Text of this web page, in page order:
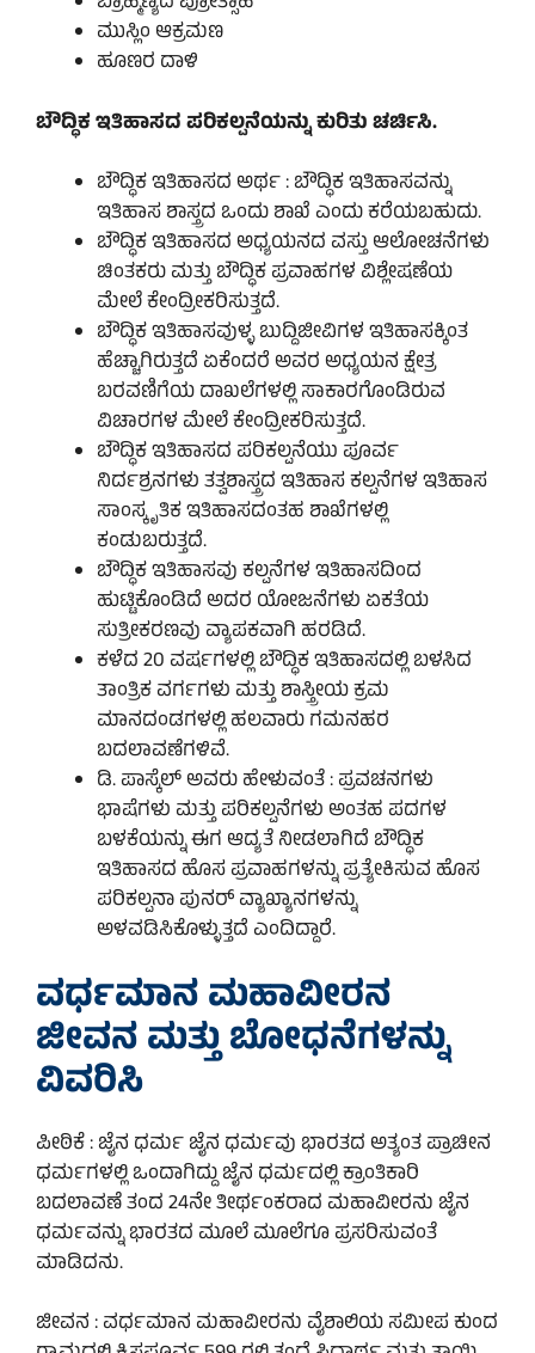
ಮುಸ್ಲಿಂ ಆಕ್ರಮಣ
ಹೂಣರ ದಾಳಿ
ಬೌದ್ಧಿಕ ಇತಿಹಾಸದ ಪರಿಕಲ್ಪನೆಯನ್ನು ಕುರಿತು ಚರ್ಚಿಸಿ.
ಬೌದ್ಧಿಕ ಇತಿಹಾಸದ ಅರ್ಥ : ಬೌದ್ಧಿಕ ಇತಿಹಾಸವನ್ನು
ಇತಿಹಾಸ ಶಾಸ್ತ್ರದ ಒಂದು ಶಾಖೆ ಎಂದು ಕರೆಯಬಹುದು.
ಬೌದ್ಧಿಕ ಇತಿಹಾಸದ ಅಧ್ಯಯನದ ವಸ್ತು ಆಲೋಚನೆಗಳು
ಚಿಂತಕರು ಮತ್ತು ಬೌದ್ಧಿಕ ಪ್ರವಾಹಗಳ ವಿಶ್ಲೇಷಣೆಯ
ಮೇಲೆ ಕೇಂದ್ರೀಕರಿಸುತ್ತದೆ.
ಬೌದ್ಧಿಕ ಇತಿಹಾಸವುಳ್ಳ ಬುದ್ದಿಜೀವಿಗಳ ಇತಿಹಾಸಕ್ಕಿಂತ
ಹೆಚ್ಚಾಗಿರುತ್ತದೆ ಏಕೆಂದರೆ ಅವರ ಅಧ್ಯಯನ ಕ್ಷೇತ್ರ
ಬರವಣಿಗೆಯ ದಾಖಲೆಗಳಲ್ಲಿ ಸಾಕಾರಗೊಂಡಿರುವ
ವಿಚಾರಗಳ ಮೇಲೆ ಕೇಂದ್ರೀಕರಿಸುತ್ತದೆ.
ಬೌದ್ಧಿಕ ಇತಿಹಾಸದ ಪರಿಕಲ್ಪನೆಯು ಪೂರ್ವ
ನಿರ್ದಶ್ರನಗಳು ತತ್ವಶಾಸ್ತ್ರದ ಇತಿಹಾಸ ಕಲ್ಪನೆಗಳ ಇತಿಹಾಸ
ಸಾಂಸ್ಕೃತಿಕ ಇತಿಹಾಸದಂತಹ ಶಾಖೆಗಳಲ್ಲಿ
ಕಂಡುಬರುತ್ತದೆ.
ಬೌದ್ಧಿಕ ಇತಿಹಾಸವು ಕಲ್ಪನೆಗಳ ಇತಿಹಾಸದಿಂದ
ಹುಟ್ಟಿಕೊಂಡಿದೆ ಅದರ ಯೋಜನೆಗಳು ಏಕತೆಯ
ಸುತ್ರೀಕರಣವು ವ್ಯಾಪಕವಾಗಿ ಹರಡಿದೆ.
ಕಳೆದ 20 ವರ್ಷಗಳಲ್ಲಿ ಬೌದ್ಧಿಕ ಇತಿಹಾಸದಲ್ಲಿ ಬಳಸಿದ
ತಾಂತ್ರಿಕ ವರ್ಗಗಳು ಮತ್ತು ಶಾಸ್ತ್ರೀಯ ಕ್ರಮ
ಮಾನದಂಡಗಳಲ್ಲಿ ಹಲವಾರು ಗಮನಹರ
ಬದಲಾವಣೆಗಳಿವೆ.
ಡಿ. ಪಾಸ್ಕೆಲ್ ಅವರು ಹೇಳುವಂತೆ : ಪ್ರವಚನಗಳು
ಭಾಷೆಗಳು ಮತ್ತು ಪರಿಕಲ್ಪನೆಗಳು ಅಂತಹ ಪದಗಳ
ಬಳಕೆಯನ್ನು ಈಗ ಆದ್ಯತೆ ನೀಡಲಾಗಿದೆ ಬೌದ್ಧಿಕ
ಇತಿಹಾಸದ ಹೊಸ ಪ್ರವಾಹಗಳನ್ನು ಪ್ರತ್ಯೇಕಿಸುವ ಹೊಸ
ಪರಿಕಲ್ಪನಾ ಪುನರ್ ವ್ಯಾಖ್ಯಾನಗಳನ್ನು
ಅಳವಡಿಸಿಕೊಳ್ಳುತ್ತದೆ ಎಂದಿದ್ದಾರೆ.
ವರ್ಧಮಾನ ಮಹಾವೀರನ
ಜೀವನ ಮತ್ತು ಬೋಧನೆಗಳನ್ನು
ವಿವರಿಸಿ
ಪೀಠಿಕೆ : ಜೈನ ಧರ್ಮ ಜೈನ ಧರ್ಮವು ಭಾರತದ ಅತ್ಯಂತ ಪ್ರಾಚೀನ
ಧರ್ಮಗಳಲ್ಲಿ ಒಂದಾಗಿದ್ದು ಜೈನ ಧರ್ಮದಲ್ಲಿ ಕ್ರಾಂತಿಕಾರಿ
ಬದಲಾವಣೆ ತಂದ 24ನೇ ತೀರ್ಥಂಕರಾದ ಮಹಾವೀರನು ಜೈನ
ಧರ್ಮವನ್ನು ಭಾರತದ ಮೂಲೆ ಮೂಲೆಗೂ ಪ್ರಸರಿಸುವಂತೆ
ಮಾಡಿದನು.
ಜೀವನ : ವರ್ಧಮಾನ ಮಹಾವೀರನು ವೈಶಾಲಿಯ ಸಮೀಪ ಕುಂದ